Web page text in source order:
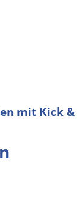
mit Kick &